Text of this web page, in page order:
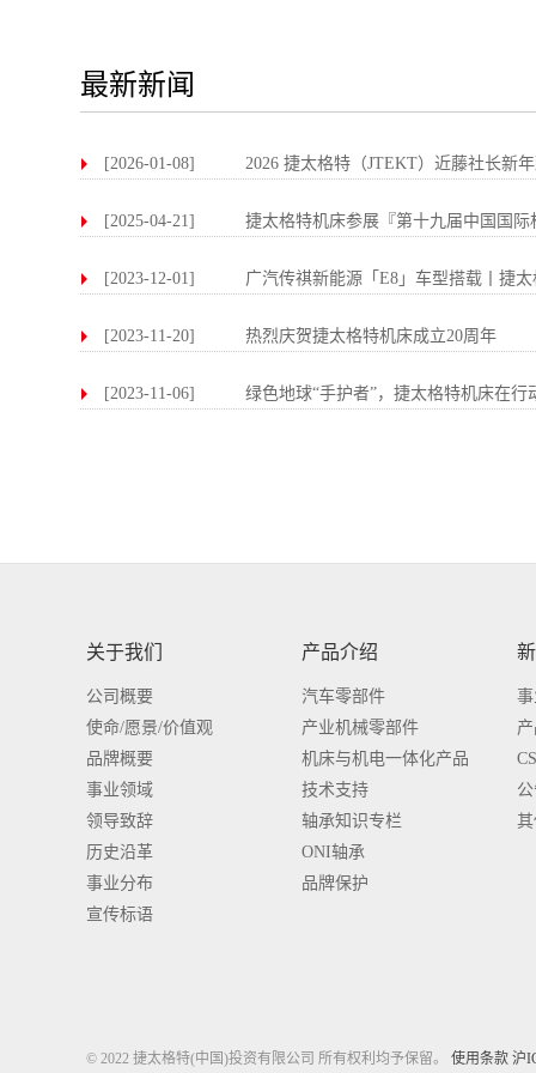
最新新闻
[2026-01-08] 2026 捷太格特（JTEKT）近藤社长新
[2025-04-21] 捷太格特机床参展『第十九届中国国
[2023-12-01] 广汽传祺新能源「E8」车型搭载丨捷
[2023-11-20] 热烈庆贺捷太格特机床成立20周年
[2023-11-06] 绿色地球“手护者”，捷太格特机床在行
关于我们
公司概要
使命/愿景/价值观
品牌概要
事业领域
领导致辞
历史沿革
事业分布
宣传标语
产品介绍
汽车零部件
产业机械零部件
机床与机电一体化产品
技术支持
轴承知识专栏
ONI轴承
品牌保护
© 2022 捷太格特(中国)投资有限公司 所有权利均予保留。 使用条款 沪